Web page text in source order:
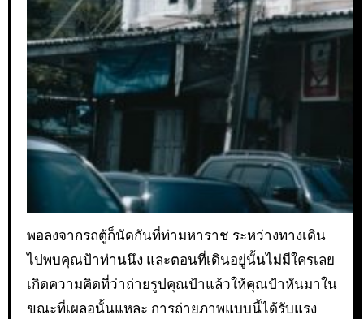
พอลงจากรถตู้ก็นัดกันที่ท่ามหาราช ระหว่างทางเดิน
ไปพบคุณป้าท่านนึง และตอนที่เดินอยู่นั้นไม่มีใครเลย
เกิดความคิดที่ว่าถ่ายรูปคุณป้าแล้วให้คุณป้าหันมาใน
ขณะที่เผลอนั้นแหละ การถ่ายภาพแบบนี้ได้รับแรง